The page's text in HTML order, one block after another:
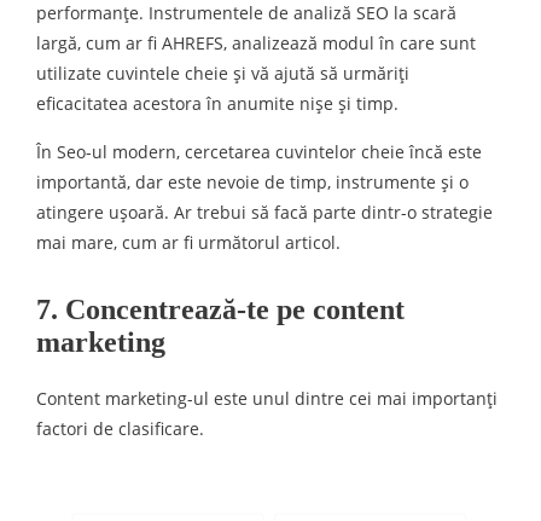
performanțe. Instrumentele de analiză SEO la scară
largă, cum ar fi AHREFS, analizează modul în care sunt
utilizate cuvintele cheie și vă ajută să urmăriți
eficacitatea acestora în anumite nișe și timp.
În Seo-ul modern, cercetarea cuvintelor cheie încă este
importantă, dar este nevoie de timp, instrumente și o
atingere ușoară. Ar trebui să facă parte dintr-o strategie
mai mare, cum ar fi următorul articol.
7. Concentrează-te pe content
marketing
Content marketing-ul este unul dintre cei mai importanți
factori de clasificare.